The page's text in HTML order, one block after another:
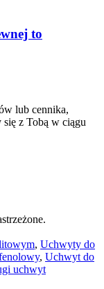
to
lub cennika,
z Tobą w ciągu
, Uchwyty do
, Uchwyt do
uchwyt